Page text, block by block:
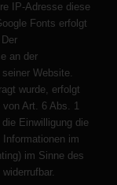
IP-Adresse diese
Fonts erfolgt
an der
Website.
wurde, erfolgt
von Art. 6 Abs. 1
Einwilligung die
im
im Sinne des